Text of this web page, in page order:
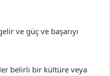
ve güç ve başarıyı
belirli bir kültüre veya